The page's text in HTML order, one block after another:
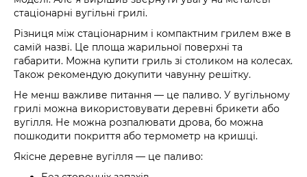
стаціонарні вугільні грилі.
Різниця між стаціонарним і компактним грилем вже в
самій назві. Це площа жарильної поверхні та
габарити. Можна купити гриль зі столиком на колесах.
Також рекомендую докупити чавунну решітку.
Не менш важливе питання — це паливо. У вугільному
грилі можна використовувати деревні брикети або
вугілля. Не можна розпалювати дрова, бо можна
пошкодити покриття або термометр на кришці.
Якісне деревне вугілля — це паливо: